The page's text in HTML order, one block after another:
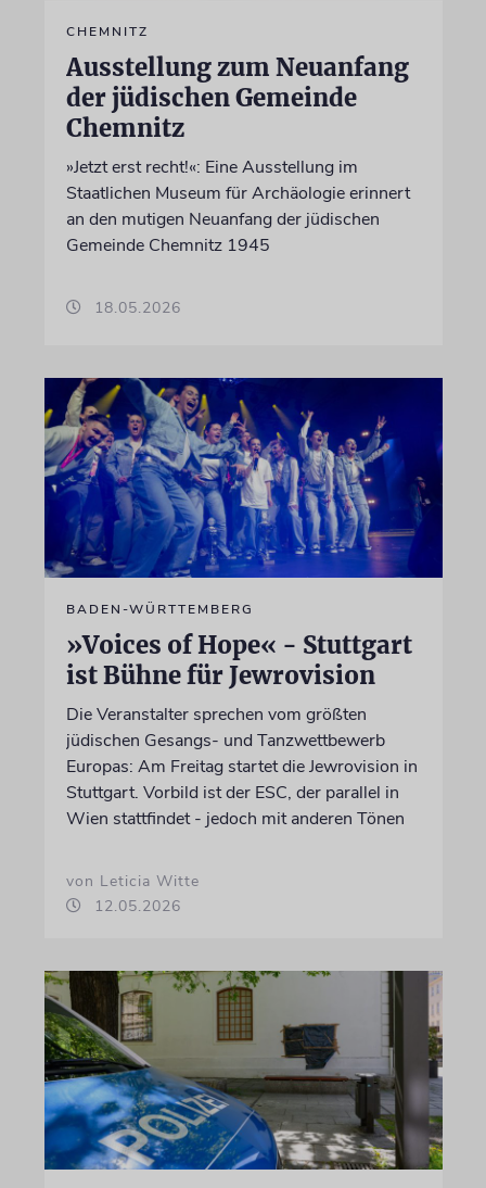
CHEMNITZ
Ausstellung zum Neuanfang
der jüdischen Gemeinde
Chemnitz
»Jetzt erst recht!«: Eine Ausstellung im
Staatlichen Museum für Archäologie erinnert
an den mutigen Neuanfang der jüdischen
Gemeinde Chemnitz 1945
18.05.2026
BADEN-WÜRTTEMBERG
»Voices of Hope« - Stuttgart
ist Bühne für Jewrovision
Die Veranstalter sprechen vom größten
jüdischen Gesangs- und Tanzwettbewerb
Europas: Am Freitag startet die Jewrovision in
Stuttgart. Vorbild ist der ESC, der parallel in
Wien stattfindet - jedoch mit anderen Tönen
von Leticia Witte
12.05.2026